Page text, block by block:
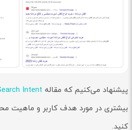
پیشنهاد می‌کنیم که مقاله Intent
بیشتری در مورد هدف کاربر و ماهیت
کنید.